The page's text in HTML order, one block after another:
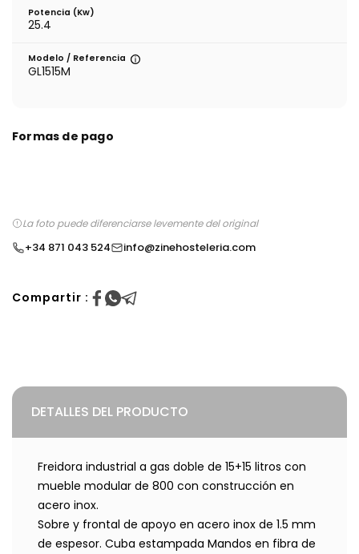
Potencia (Kw)
25.4
Modelo / Referencia
GL1515M
Formas de pago
La foto puede diferenciarse levemente del original
+34 871 043 524 info@zinehosteleria.com
Compartir :
DETALLES DEL PRODUCTO
Freidora industrial a gas doble de 15+15 litros con
mueble modular de 800 con construcción en
acero inox.
Sobre y frontal de apoyo en acero inox de 1.5 mm
de espesor. Cuba estampada Mandos en fibra de